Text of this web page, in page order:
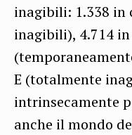
inagibili: 1.338 in
inagibili), 4.714 in
E (totalmente
intrinsecamente
anche il mondo